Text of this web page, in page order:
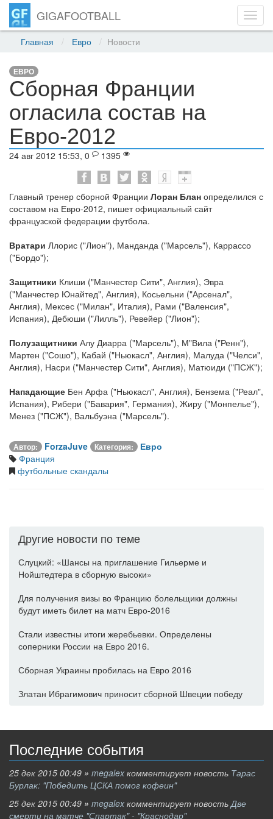
GIGAFOOTBALL
Главная Евро Новости
ЕВРО
Сборная Франции
огласила состав на
Евро-2012
24 авг 2012 15:53, 0 1395
Главный тренер сборной Франции Лоран Блан определился с
составом на Евро-2012, пишет официальный сайт
французской федерации футбола.
Вратари Ллорис ("Лион"), Манданда ("Марсель"), Каррассо
("Бордо");
Защитники Клиши ("Манчестер Сити", Англия), Эвра
("Манчестер Юнайтед", Англия), Косьельни ("Арсенал",
Англия), Мексес ("Милан", Италия), Рами ("Валенсия",
Испания), Дебюши ("Лилль"), Ревейер ("Лион");
Полузащитники Алу Диарра ("Марсель"), М"Вила ("Ренн"),
Мартен ("Сошо"), Кабай ("Ньюкасл", Англия), Малуда ("Челси",
Англия), Насри ("Манчестер Сити", Англия), Матюиди ("ПСЖ");
Нападающие Бен Арфа ("Ньюкасл", Англия), Бензема ("Реал",
Испания), Рибери ("Бавария", Германия), Жиру ("Монпелье"),
Менез ("ПСЖ"), Вальбуэна ("Марсель").
Автор: ForzaJuve Категория:
Евро
Франция
футбольные скандалы
Другие новости по теме
Слуцкий: «Шансы на приглашение Гильерме и
Нойштедтера в сборную высоки»
Для получения визы во Францию болельщики должны
будут иметь билет на матч Евро-2016
Стали известны итоги жеребьевки. Определены
соперники России на Евро 2016.
Сборная Украины пробилась на Евро 2016
Златан Ибрагимович приносит сборной Швеции победу
Последние события
25 дек 2015 00:49 » megalex комментирует новость Тарас
Бурлак: "Победить ЦСКА помог кофеин"
25 дек 2015 00:49 » megalex комментирует новостьДве
смерти на матче "Спартак" - "Краснодар"